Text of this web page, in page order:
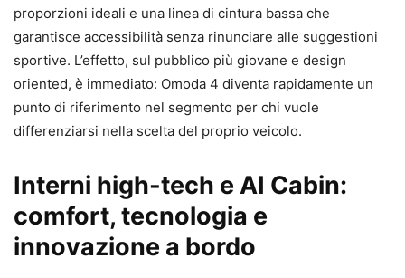
proporzioni ideali e una linea di cintura bassa che
garantisce accessibilità senza rinunciare alle suggestioni
sportive. L’effetto, sul pubblico più giovane e design
oriented, è immediato: Omoda 4 diventa rapidamente un
punto di riferimento nel segmento per chi vuole
differenziarsi nella scelta del proprio veicolo.
Interni high-tech e AI Cabin:
comfort, tecnologia e
innovazione a bordo